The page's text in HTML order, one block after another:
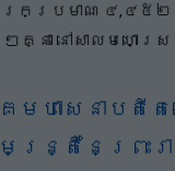
រប្រមាណ ៤,៤៥២
នា នៅសាលមហោស្រព
ហាសេនាបតីតេ
រ្តីនៃព្រះរា